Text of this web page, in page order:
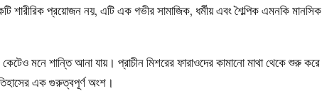
শারীরিক প্রয়োজন নয়, এটি এক গভীর সামাজিক, ধর্মীয় এবং শৈল্পিক এমনকি মানসিক
মনে শান্তি আনা যায়। প্রাচীন মিশরের ফারাওদের কামানো মাথা থেকে শুরু করে
এক গুরুত্বপূর্ণ অংশ।